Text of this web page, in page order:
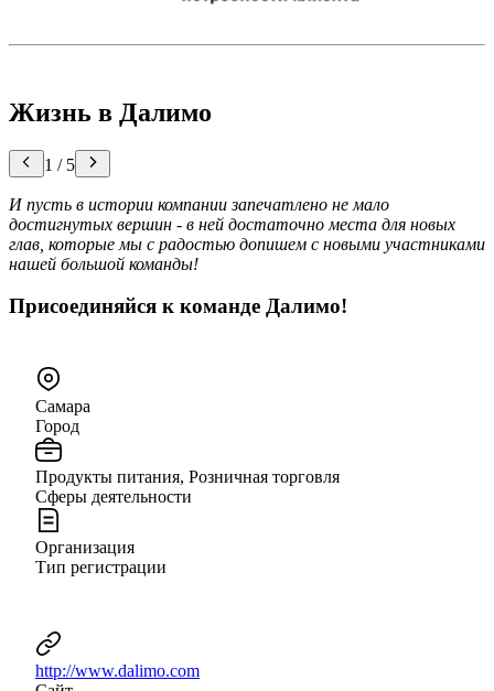
Жизнь в Далимо
1 / 5
И пусть в истории компании запечатлено не мало
достигнутых вершин - в ней достаточно места для новых
глав, которые мы с радостью допишем с новыми участниками
нашей большой команды!
Присоединяйся к команде Далимо!
Самара
Город
Продукты питания, Розничная торговля
Сферы деятельности
Организация
Тип регистрации
http://www.dalimo.com